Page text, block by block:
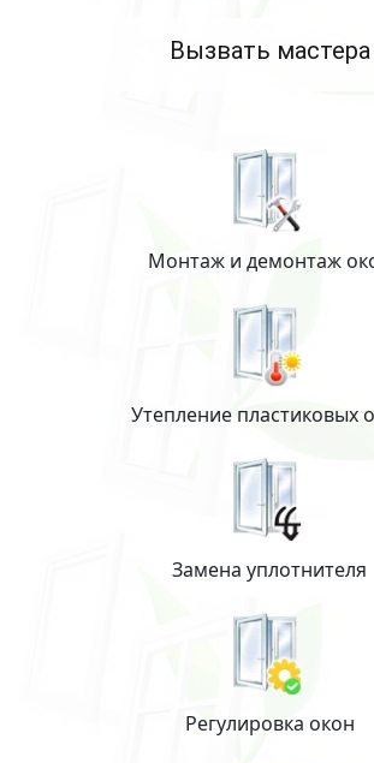
Вызвать мастера
Монтаж и демонтаж
Утепление пластиковых
Замена уплотнителя
Регулировка окон